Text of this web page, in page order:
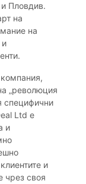
Пловдив.
на
на
и
„революция
специфични
Ltd е
и
и
чрез своя